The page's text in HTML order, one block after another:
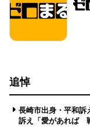
追悼
長崎市出身・平和
訴え「愛があれば